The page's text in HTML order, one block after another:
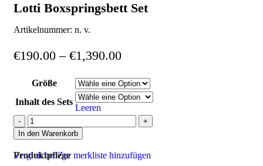
Lotti Boxspringsbett Set
Artikelnummer: n. v.
€190.00 – €1,390.00
Größe
Inhalt des Sets
Leeren
In den Warenkorb
VergleichenZur merkliste hinzufügen
Produktpflege